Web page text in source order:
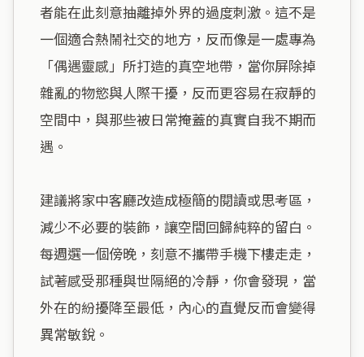
者能在此刻意抽離掉外界的過度刺激。這不是
一個適合熱鬧社交的地方，反而像是一處專為
「偶遇靈感」所打造的真空地帶，當你屏除掉
雜亂的物慾與人際干擾，反而更容易在寂靜的
空間中，與那些被日常掩蓋的真實自我不期而
遇。
建議將家中客廳改造成極簡的閱讀或思考區，
減少不必要的裝飾，讓空間回歸純粹的留白。
每週選一個傍晚，刻意不攜帶手機下樓走走，
試著感受那種與世隔絕的冷靜，你會發現，當
外在的紛擾降至最低，內心的直覺反而會變得
異常敏銳。